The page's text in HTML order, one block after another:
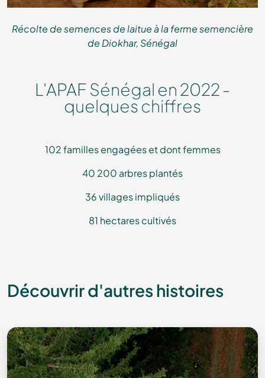
Récolte de semences de laitue à la ferme semencière
de Diokhar, Sénégal
L'APAF Sénégal en 2022 -
quelques chiffres
102 familles engagées et dont femmes
40 200 arbres plantés
36 villages impliqués
81 hectares cultivés
Découvrir d'autres histoires